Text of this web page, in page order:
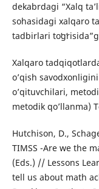
dekabrdagi “Xalq
sohasidagi xalqaro
tadbirlari
Xalqaro
o’qish
o’qituvchilari,
metodik qo’llanma)
Hutchison, D.,
TIMSS -Are we the
(Eds.) // Lessons
tell us about math